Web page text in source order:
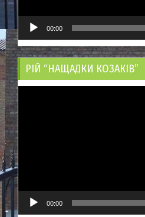
00:00
РІЙ “НАЩАДКИ КОЗАКІВ”
00:00